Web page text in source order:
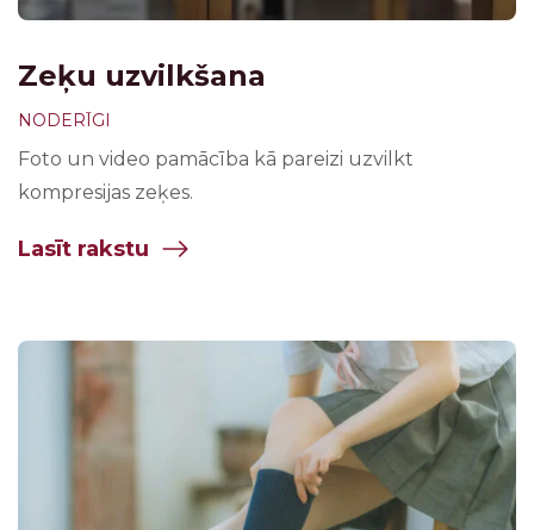
Zeķu uzvilkšana
NODERĪGI
Foto un video pamācība kā pareizi uzvilkt
kompresijas zeķes.
Lasīt rakstu